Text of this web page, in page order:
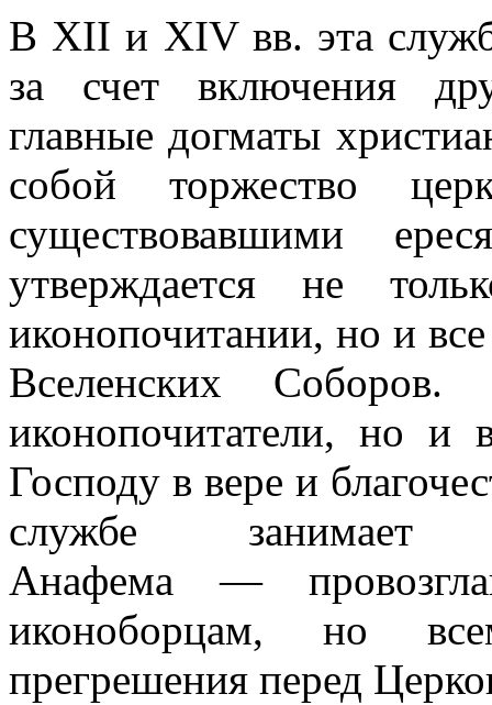
В XII и XIV вв. эта
за счет включения
главные догматы
собой торжество
существовавшими
утверждается не
иконопочитании, но и
Вселенских Соборов.
иконопочитатели, но
Господу в вере и
службе занимает
Анафема —
иконоборцам, но
прегрешения перед